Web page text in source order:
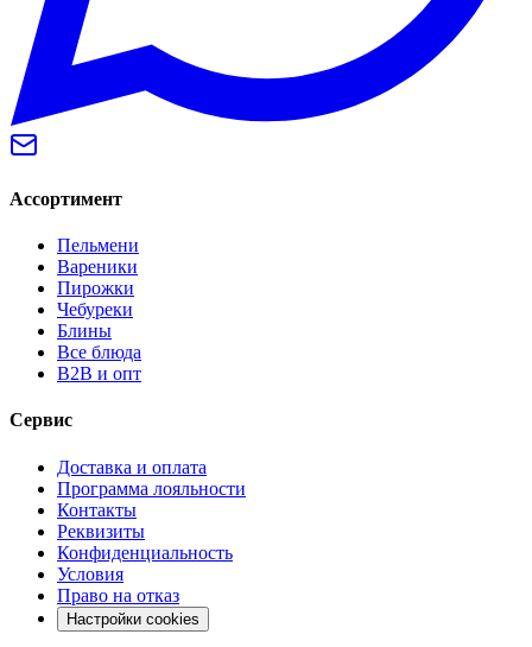
Ассортимент
Пельмени
Вареники
Пирожки
Чебуреки
Блины
Все блюда
B2B и опт
Сервис
Доставка и оплата
Программа лояльности
Контакты
Реквизиты
Конфиденциальность
Условия
Право на отказ
Настройки cookies